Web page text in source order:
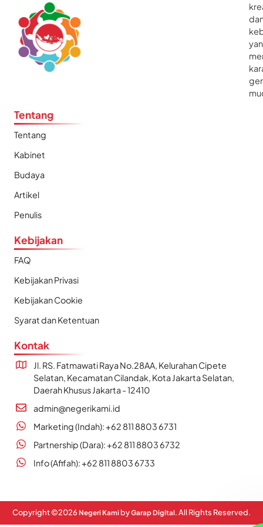
Tentang
Tentang
Kabinet
Budaya
Artikel
Penulis
Kebijakan
FAQ
Kebijakan Privasi
Kebijakan Cookie
Syarat dan Ketentuan
Kontak
Jl. RS. Fatmawati Raya No.28AA, Kelurahan Cipete
Selatan, Kecamatan Cilandak, Kota Jakarta Selatan,
Daerah Khusus Jakarta - 12410
admin@negerikami.id
Marketing (Indah): +62 811 8803 6731
Partnership (Dara): +62 811 8803 6732
Info (Afifah): +62 811 8803 6733
Copyright ©2026 Negeri Kami byGarap Digital. All Rights Reserved.